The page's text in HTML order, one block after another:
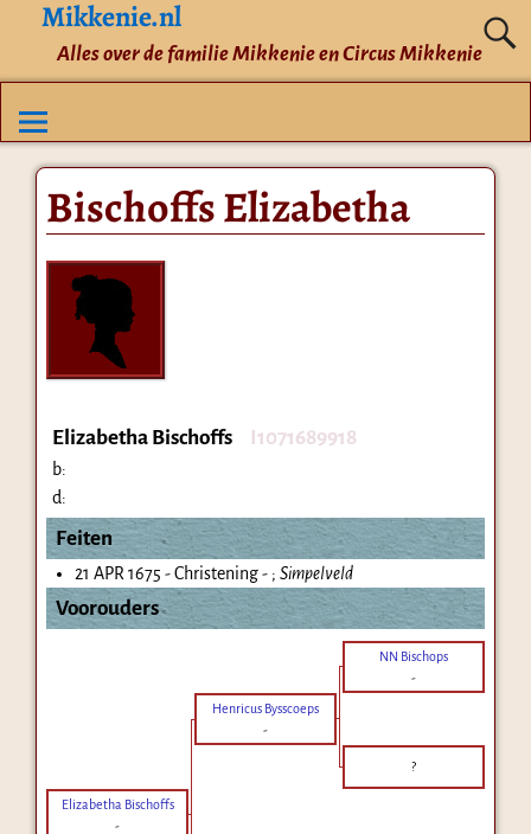
Mikkenie.nl
Alles over de familie Mikkenie en Circus Mikkenie
Bischoffs Elizabetha
Elizabetha Bischoffs I1071689918
b:
d:
Feiten
21 APR 1675 - Christening - ; Simpelveld
Voorouders
NN Bischops
-
Henricus Bysscoeps
-
?
Elizabetha Bischoffs
-